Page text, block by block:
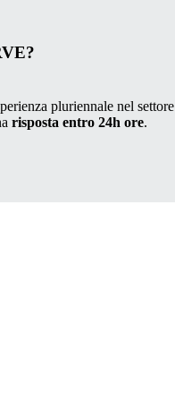
pluriennale nel
risposta entro 24h ore.